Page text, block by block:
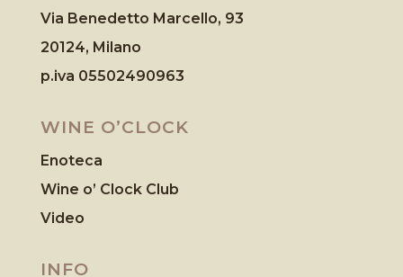
Via Benedetto Marcello, 93
20124, Milano
p.iva 05502490963
WINE O’CLOCK
Enoteca
Wine o’ Clock Club
Video
INFO